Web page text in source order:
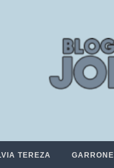
TEREZA GARRONE